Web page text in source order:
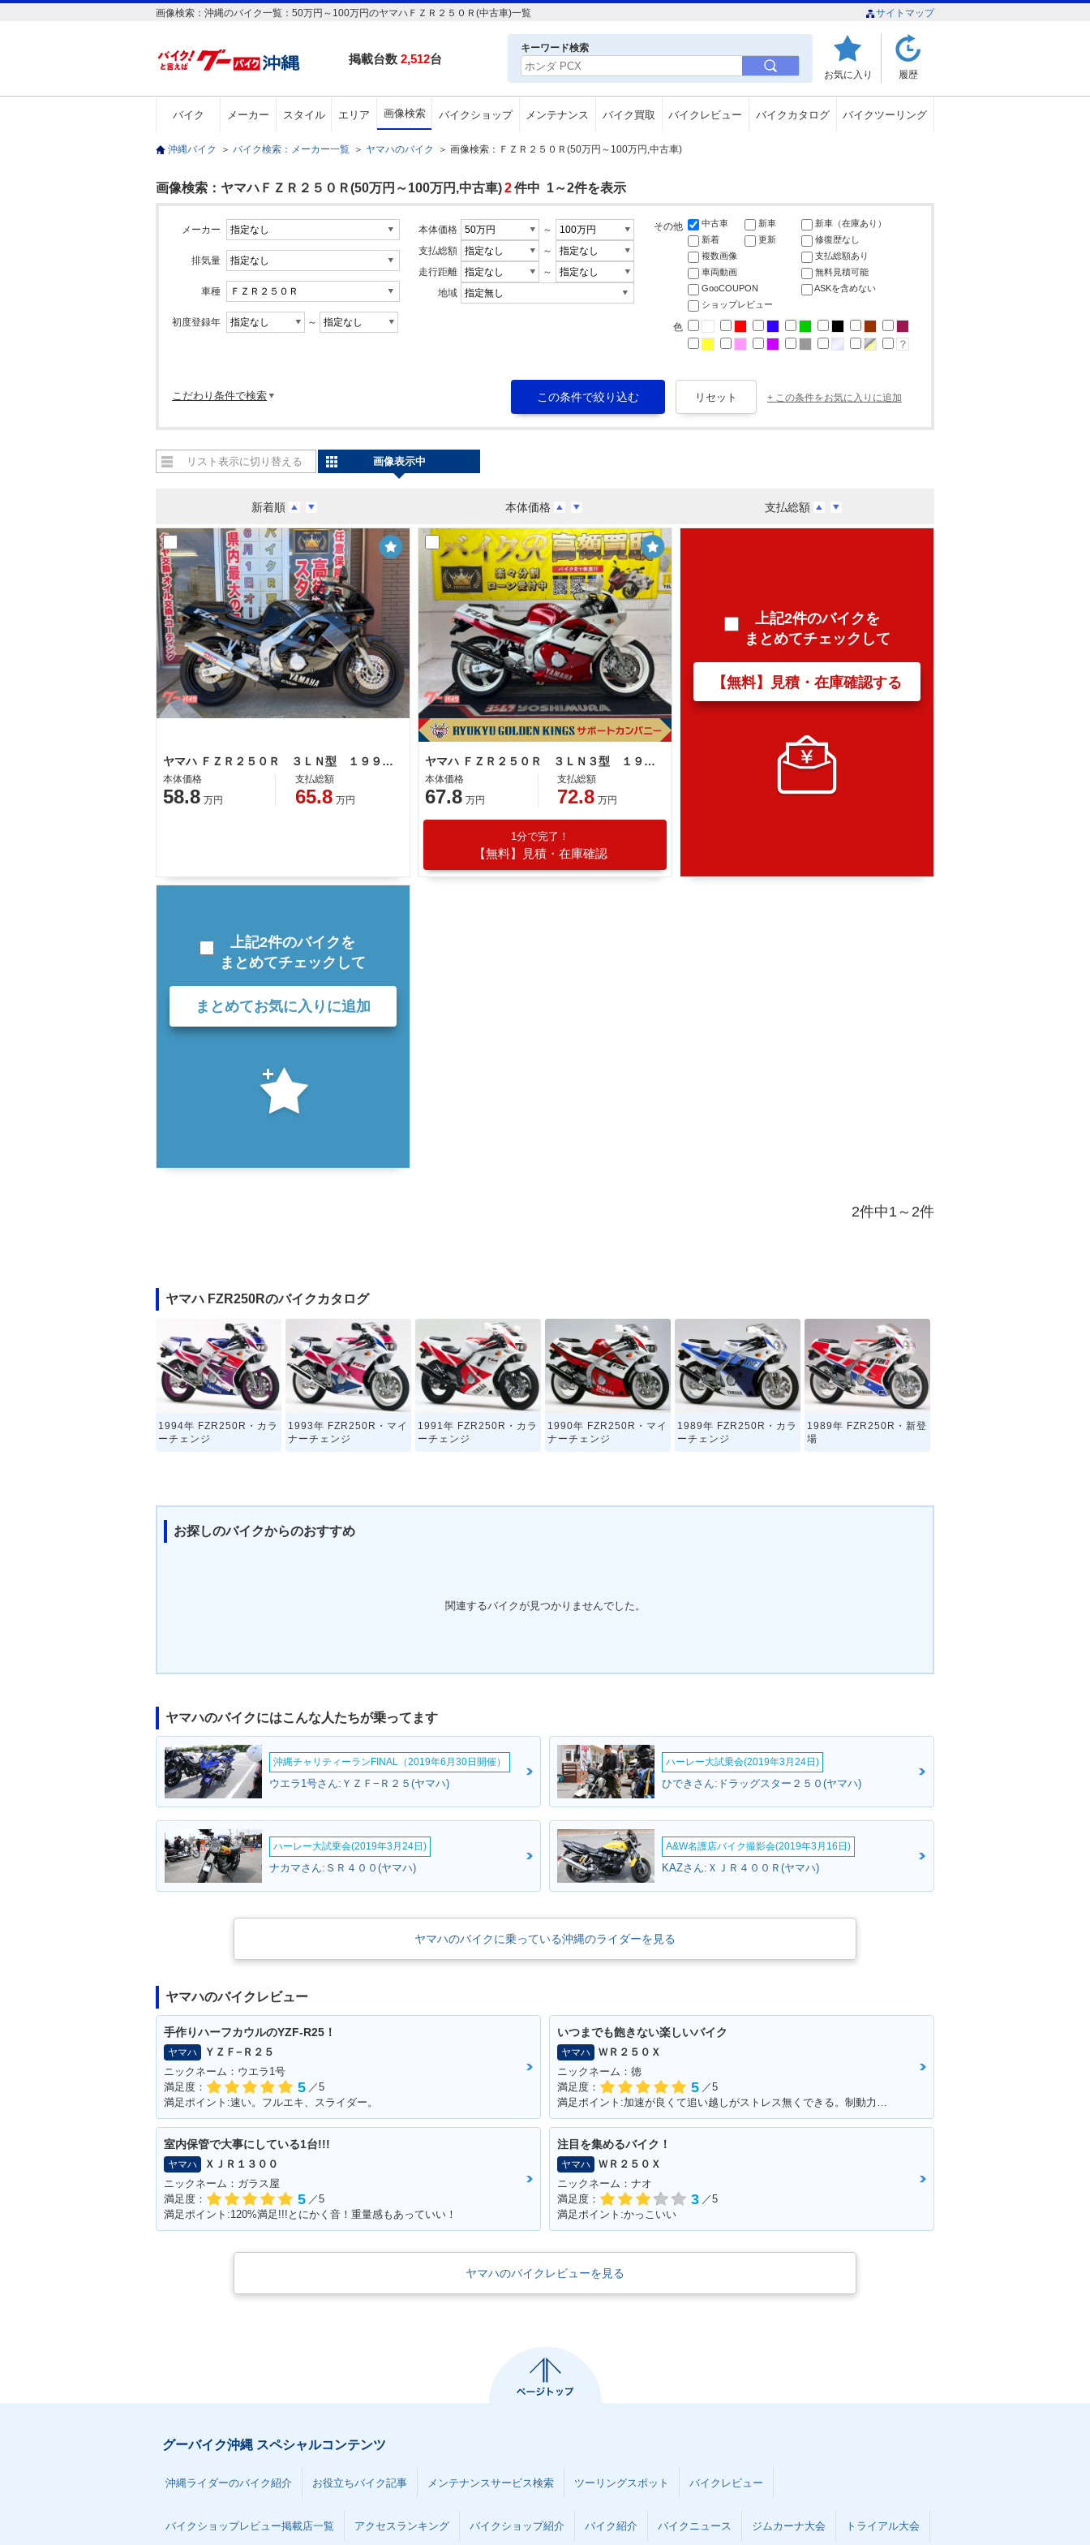
画像検索：沖縄のバイク一覧：50万円～100万円のヤマハＦＺＲ２５０Ｒ(中古車)一覧 サイトマップ
掲載台数 2,512台
キーワード検索
お気に入り 履歴
バイク メーカー スタイル エリア 画像検索 バイクショップ メンテナンス バイク買取 バイクレビュー バイクカタログ バイクツーリング
沖縄バイク ＞ バイク検索：メーカー一覧 ＞ ヤマハのバイク ＞ 画像検索：ＦＺＲ２５０Ｒ(50万円～100万円,中古車)
画像検索：ヤマハＦＺＲ２５０Ｒ(50万円～100万円,中古車)2件中 1～2件を表示
メーカー
排気量
車種
初度登録年 ～
本体価格
～
支払総額
～
走行距離
～
地域
その他 中古車 新車
新車（在庫あり）
新着
更新
修復歴なし
複数画像
支払総額あり
車両動画
無料見積可能
GooCOUPON
ASKを含めない
ショップレビュー
色
こだわり条件で検索 + この条件をお気に入りに追加
新着順 本体価格 支払総額
リスト表示に切り替える 画像表示中
ヤマハ ＦＺＲ２５０Ｒ ３ＬＮ型 １９９０年モデル ＥＴＣ ダイシンサイレンサー 社外スプロケット
本体価格
58.8 万円
支払総額
65.8 万円
ヤマハ ＦＺＲ２５０Ｒ ３ＬＮ３型 １９９０年モデル 規制前４５馬力 フルノーマル車
本体価格
67.8 万円
支払総額
72.8 万円
1分で完了！
【無料】見積・在庫確認
上記2件のバイクを
まとめてチェックして
【無料】見積・在庫確認する
上記2件のバイクを
まとめてチェックして
まとめてお気に入りに追加
2件中1～2件
ヤマハ FZR250Rのバイクカタログ
1994年 FZR250R・カラ
ーチェンジ
1993年 FZR250R・マイ
ナーチェンジ
1991年 FZR250R・カラ
ーチェンジ
1990年 FZR250R・マイ
ナーチェンジ
1989年 FZR250R・カラ
ーチェンジ
1989年 FZR250R・新登
場
お探しのバイクからのおすすめ
関連するバイクが見つかりませんでした。
ヤマハのバイクにはこんな人たちが乗ってます
沖縄チャリティーランFINAL（2019年6月30日開催）
ウエラ1号さん:ＹＺＦ−Ｒ２５(ヤマハ)
ハーレー大試乗会(2019年3月24日)
ひできさん:ドラッグスター２５０(ヤマハ)
ハーレー大試乗会(2019年3月24日)
ナカマさん:ＳＲ４００(ヤマハ)
A&W名護店バイク撮影会(2019年3月16日)
KAZさん:ＸＪＲ４００Ｒ(ヤマハ)
ヤマハのバイクに乗っている沖縄のライダーを見る
ヤマハのバイクレビュー
手作りハーフカウルのYZF-R25！
ヤマハ
ＹＺＦ−Ｒ２５
ニックネーム：ウエラ1号
満足度：
5 ／5
満足ポイント:速い。フルエキ、スライダー。
いつまでも飽きない楽しいバイク
ヤマハ
ＷＲ２５０Ｘ
ニックネーム：徳
満足度：
5 ／5
満足ポイント:加速が良くて追い越しがストレス無くできる。制動力グッド。
室内保管で大事にしている1台!!!
ヤマハ
ＸＪＲ１３００
ニックネーム：ガラス屋
満足度：
5 ／5
満足ポイント:120%満足!!!とにかく音！重量感もあっていい！
注目を集めるバイク！
ヤマハ
ＷＲ２５０Ｘ
ニックネーム：ナオ
満足度：
3 ／5
満足ポイント:かっこいい
ヤマハのバイクレビューを見る
グーバイク沖縄 スペシャルコンテンツ
沖縄ライダーのバイク紹介 お役立ちバイク記事 メンテナンスサービス検索 ツーリングスポット バイクレビュー
バイクショップレビュー掲載店一覧 アクセスランキング バイクショップ紹介 バイク紹介 バイクニュース ジムカーナ大会 トライアル大会